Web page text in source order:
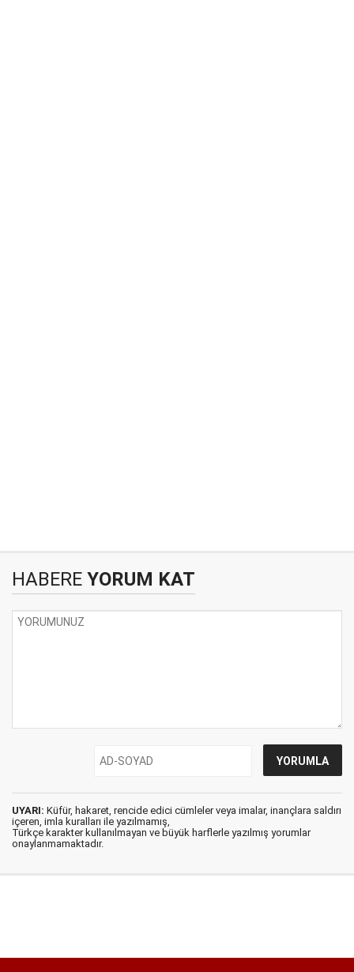
HABERE YORUM KAT
UYARI: Küfür, hakaret, rencide edici cümleler veya imalar, inançlara saldırı
içeren, imla kuralları ile yazılmamış,
Türkçe karakter kullanılmayan ve büyük harflerle yazılmış yorumlar
onaylanmamaktadır.